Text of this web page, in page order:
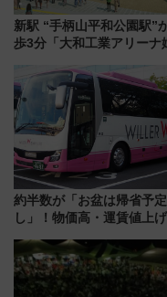
新駅 “手柄山平和公園駅”
歩3分「大和工業アリーナ
大相撲巡業など 豪華イベ
アクセス
約半数が「お盆は帰省予
し」！物価高・運賃値上
りたいけど……【WILLER
帰省動向調査】